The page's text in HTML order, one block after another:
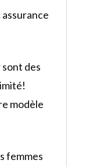
des
modèle
femmes